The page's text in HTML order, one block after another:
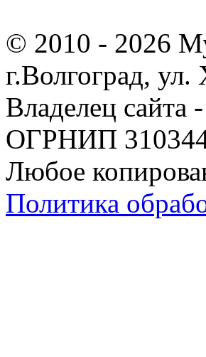
© 2010 - 2026
г.Волгоград,
Владелец
ОГРНИП
Любое
Политика